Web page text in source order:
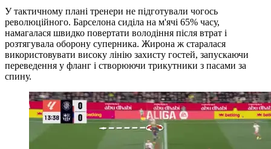
У тактичному плані тренери не підготували чогось
революційного. Барселона сиділа на м'ячі 65% часу,
намагалася швидко повертати володіння після втрат і
розтягувала оборону суперника. Жирона ж старалася
використовувати високу лінію захисту гостей, запускаючи
переведення у фланг і створюючи трикутники з пасами за
спину.